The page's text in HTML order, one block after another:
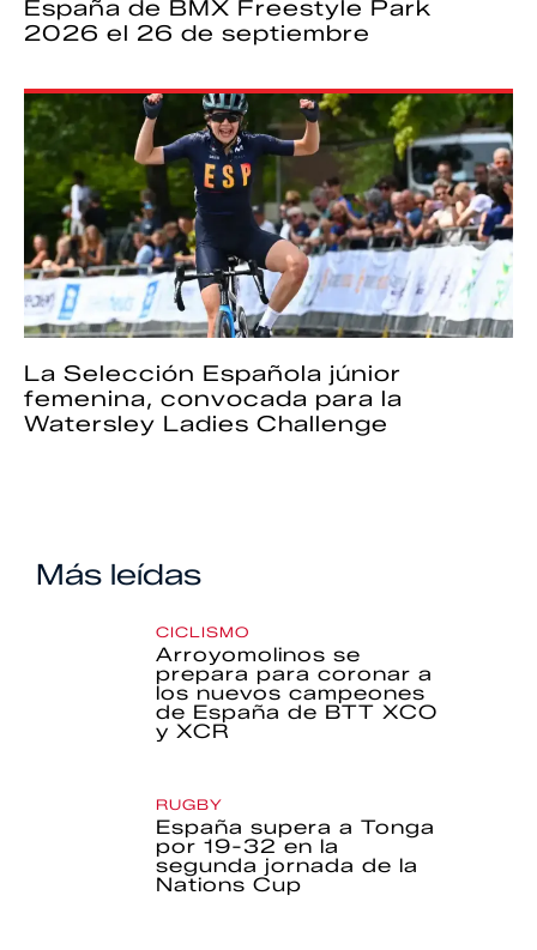
España de BMX Freestyle Park
2026 el 26 de septiembre
La Selección Española júnior
femenina, convocada para la
Watersley Ladies Challenge
Más leídas
CICLISMO
Arroyomolinos se
prepara para coronar a
los nuevos campeones
de España de BTT XCO
y XCR
RUGBY
España supera a Tonga
por 19-32 en la
segunda jornada de la
Nations Cup